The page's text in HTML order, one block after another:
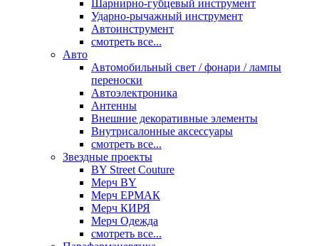
Шарнирно-губцевый инструмент
Ударно-рычажный инструмент
Автоинструмент
смотреть все...
Авто
Автомобильный свет / фонари / лампы
переноски
Автоэлектроника
Антенны
Внешние декоративные элементы
Внутрисалонные аксессуары
смотреть все...
Звездные проекты
BY Street Couture
Мерч BY
Мерч ЕРМАК
Мерч КИРЯ
Мерч Одежда
смотреть все...